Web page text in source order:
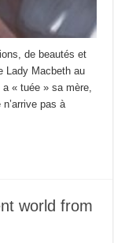
de beautés et
Lady Macbeth au
« tuée » sa mère,
pas à
world from